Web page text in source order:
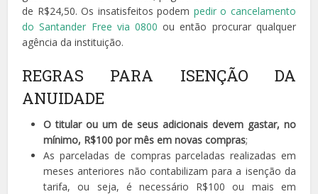
de R$24,50. Os insatisfeitos podem pedir o cancelamento
do Santander Free via 0800 ou então procurar qualquer
agência da instituição.
REGRAS PARA ISENÇÃO DA
ANUIDADE
O titular ou um de seus adicionais devem gastar, no
mínimo, R$100 por mês em novas compras;
As parceladas de compras parceladas realizadas em
meses anteriores não contabilizam para a isenção da
tarifa, ou seja, é necessário R$100 ou mais em